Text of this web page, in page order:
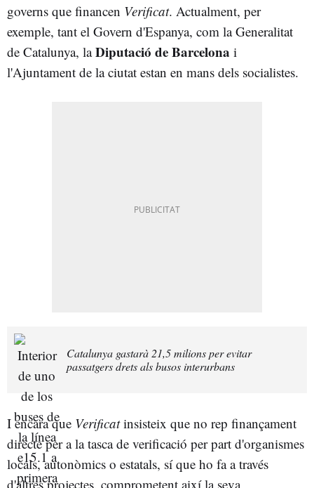
governs que financen Verificat. Actualment, per
exemple, tant el Govern d'Espanya, com la Generalitat
de Catalunya, laDiputació de Barcelona i
l'Ajuntament de la ciutat estan en mans dels socialistes.
Catalunya gastarà 21,5 milions per evitar
passatgers drets als busos interurbans
I encara que Verificatinsisteix que no rep finançament
directe per a la tasca de verificació per part d'organismes
locals, autonòmics o estatals, sí que ho fa a través
d'altres projectes, comprometent així la seva